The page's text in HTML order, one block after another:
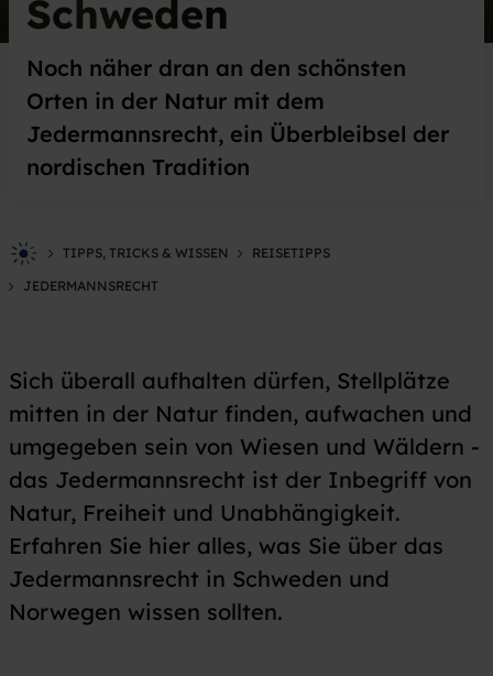
Schweden
Noch näher dran an den schönsten
Orten in der Natur mit dem
Jedermannsrecht, ein Überbleibsel der
nordischen Tradition
TIPPS, TRICKS & WISSEN
REISETIPPS
JEDERMANNSRECHT
Sich überall aufhalten dürfen, Stellplätze
mitten in der Natur finden, aufwachen und
umgegeben sein von Wiesen und Wäldern -
das Jedermannsrecht ist der Inbegriff von
Natur, Freiheit und Unabhängigkeit.
Erfahren Sie hier alles, was Sie über das
Jedermannsrecht in Schweden und
Norwegen wissen sollten.